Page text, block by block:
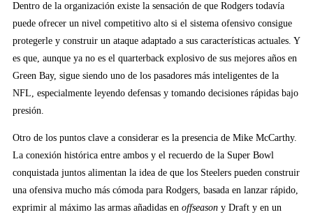
Dentro de la organización existe la sensación de que Rodgers todavía
puede ofrecer un nivel competitivo alto si el sistema ofensivo consigue
protegerle y construir un ataque adaptado a sus características actuales. Y
es que, aunque ya no es el quarterback explosivo de sus mejores años en
Green Bay, sigue siendo uno de los pasadores más inteligentes de la
NFL, especialmente leyendo defensas y tomando decisiones rápidas bajo
presión.
Otro de los puntos clave a considerar es la presencia de Mike McCarthy.
La conexión histórica entre ambos y el recuerdo de la Super Bowl
conquistada juntos alimentan la idea de que los Steelers pueden construir
una ofensiva mucho más cómoda para Rodgers, basada en lanzar rápido,
exprimir al máximo las armas añadidas en offseason y Draft y en un